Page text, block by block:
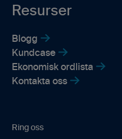
Resurser
Blogg
Kundcase
Ekonomisk ordlista
Kontakta oss
Ring oss